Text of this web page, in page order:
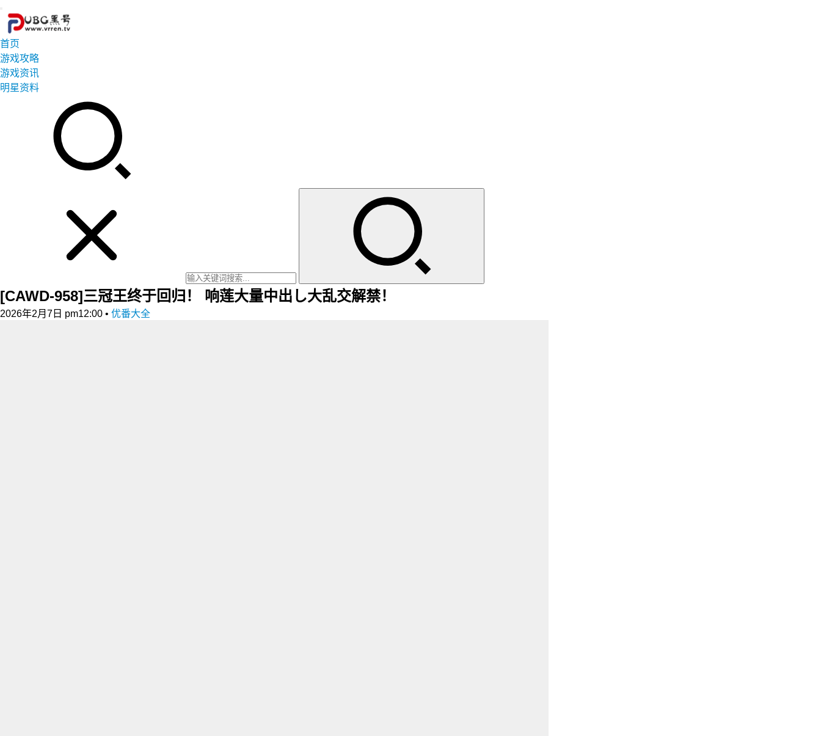
首页
游戏攻略
游戏资讯
明星资料
[CAWD-958]三冠王终于回归！ 响莲大量中出し大乱交解禁！
2026年2月7日 pm12:00 • 优番大全